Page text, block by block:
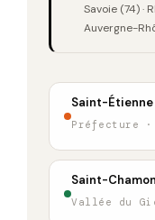
Savoie (74) ·
Auvergne-
Saint-Étienne
Préfecture ·
Saint-
Vallée du